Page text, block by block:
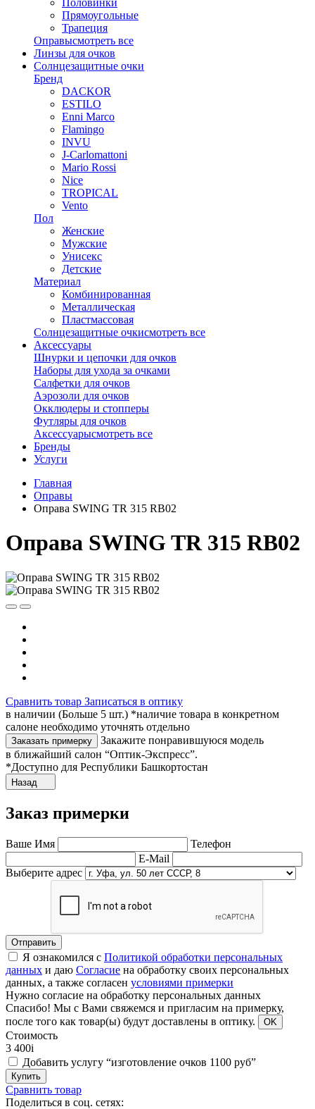
Прямоугольные
Трапеция
Оправысмотреть все
Линзы для очков
Солнцезащитные очки
Бренд
DACKOR
ESTILO
Enni Marco
Flamingo
INVU
J-Carlomattoni
Mario Rossi
Nice
TROPICAL
Vento
Пол
Женские
Мужские
Унисекс
Детские
Материал
Комбинированная
Металлическая
Пластмассовая
Солнцезащитные очкисмотреть все
Аксессуары
Шнурки и цепочки для очков
Наборы для ухода за очками
Салфетки для очков
Аэрозоли для очков
Окклюдеры и стопперы
Футляры для очков
Аксессуарысмотреть все
Бренды
Услуги
Главная
Оправы
Оправа SWING TR 315 RB02
Оправа SWING TR 315 RB02
Сравнить товар Записаться в оптику
в наличии (Больше 5 шт.) *наличие товара в конкретном
салоне необходимо уточнять отдельно
Заказать примерку
Закажите понравившуюся модель
в ближайший салон “Оптик-Экспресс”.
*Доступно для Республики Башкортостан
Назад
Заказ примерки
Ваше Имя
Телефон
E-Mail
Выберите адрес
Отправить
Я ознакомился с Политикой обработки персональных
данных и даю Согласие на обработку своих персональных
данных, а также согласен условиями примерки
Нужно согласие на обработку персональных данных
Спасибо! Мы с Вами свяжемся и пригласим на примерку,
после того как товар(ы) будут доставлены в оптику.
OK
Стоимость
3 400i
Добавить услугу “изготовление очков 1100 руб”
Купить
Сравнить товар
Поделиться в соц. сетях: